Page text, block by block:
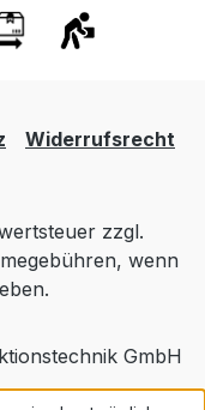
Widerrufsrecht
zzgl.
wenn
GmbH